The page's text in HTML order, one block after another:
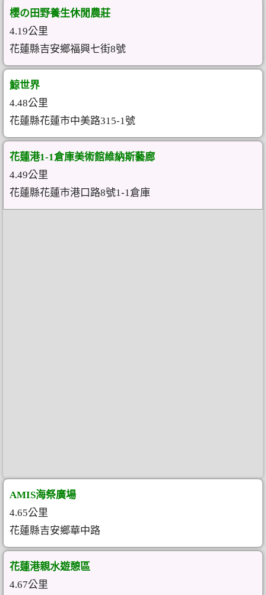
櫻の田野養生休閒農莊
4.19公里
花蓮縣吉安鄉福興七街8號
鯨世界
4.48公里
花蓮縣花蓮市中美路315-1號
花蓮港1-1倉庫美術館維納斯藝廊
4.49公里
花蓮縣花蓮市港口路8號1-1倉庫
AMIS海祭廣場
4.65公里
花蓮縣吉安鄉華中路
花蓮港親水遊憩區
4.67公里